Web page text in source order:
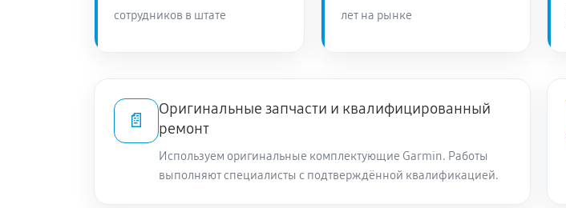
сотрудников в штате лет на рынке
📄
Оригинальные запчасти и квалифицированный
ремонт
Используем оригинальные комплектующие Garmin. Работы
выполняют специалисты с подтверждённой квалификацией.